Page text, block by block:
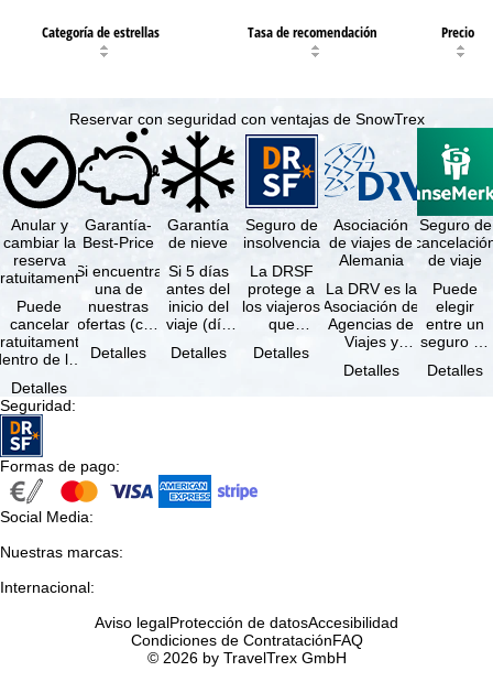
Categoría de estrellas Tasa de recomendación Precio
Reservar con seguridad con ventajas de SnowTrex
Anular y
cambiar la
reserva
Puede
cancelar
de los
a
reserva, …
Detalles
Garantía-
Best-Price
Si encuentra
una de
nuestras
ofertas (con
prestaciones
Detalles
Garantía
de nieve
Si 5 días
antes del
inicio del
viaje (día
ninguna de
Detalles
Seguro de
insolvencia
La DRSF
protege a
los viajeros
que
viaje
Detalles
Asociación
de viajes de
Alemania
La DRV es la
Asociación de
Agencias de
Viajes y
más grande
Detalles
Seguro de
de viaje
Puede
elegir
entre un
seguro de
de viaje
Detalles
Seguridad:
Formas de pago:
Social Media:
Nuestras marcas:
Internacional:
Aviso legalProtección de datosAccesibilidad
Condiciones de ContrataciónFAQ
© 2026 by TravelTrex GmbH